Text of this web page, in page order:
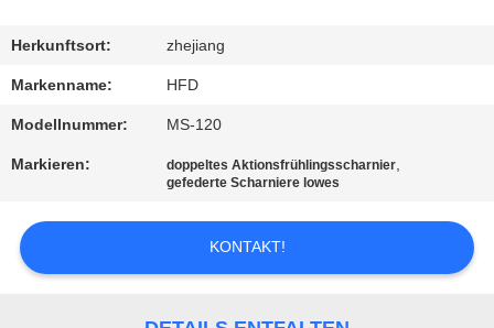
TRETEN
SIE
MIT
IN
VERBINDUNG
Herkunftsort: zhejiang
Markenname: HFD
Modellnummer: MS-120
Markieren: doppeltes Aktionsfrühlingsscharnier,
gefederte Scharniere lowes
KONTAKT!